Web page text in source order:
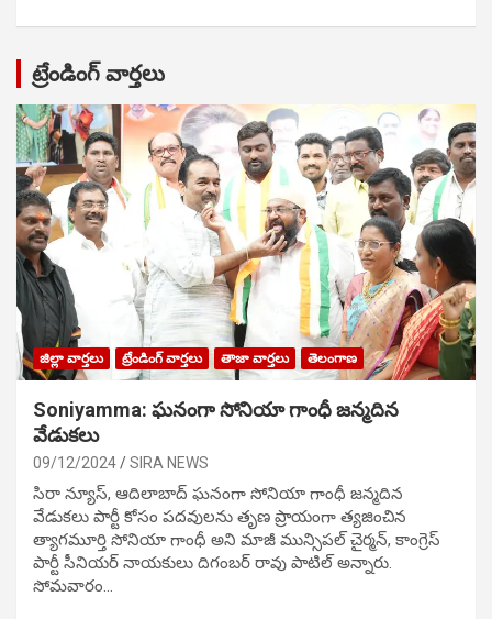
ట్రేండింగ్ వార్తలు
జిల్లా వార్తలు ట్రేండింగ్ వార్తలు తాజా వార్తలు తెలంగాణ
Soniyamma: ఘ‌నంగా సోనియా గాంధీ జ‌న్మ‌దిన
వేడుక‌లు
09/12/2024 SIRA NEWS
సిరా న్యూస్, ఆదిలాబాద్ ఘ‌నంగా సోనియా గాంధీ జ‌న్మ‌దిన
వేడుక‌లు పార్టీ కోసం ప‌ద‌వుల‌ను తృణ ప్రాయంగా త్య‌జించిన
త్యాగమూర్తి సోనియా గాంధీ అని మాజీ మున్సిప‌ల్ చైర్మ‌న్, కాంగ్రెస్
పార్టీ సీనియ‌ర్ నాయ‌కులు దిగంబ‌ర్ రావు పాటిల్ అన్నారు.
సోమవారం…